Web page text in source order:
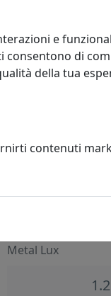
Metal Lux
e
di
della tua
contenuti